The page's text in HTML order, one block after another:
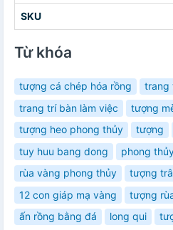
SKU
Từ khóa
tượng cá chép hóa rồng
trang
trang trí bàn làm việc
tượng
tượng heo phong thủy
tượng
tuy huu bang dong
phong
rùa vàng phong thủy
tượng
12 con giáp mạ vàng
tượng
ấn rồng bằng đá
long qui